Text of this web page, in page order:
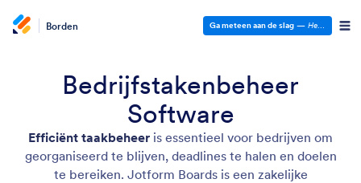
Borden Ga meteen aan de slag — Het is gratis!
Bedrijfstakenbeheer
Software
Efficiënt taakbeheer is essentieel voor bedrijven om
georganiseerd te blijven, deadlines te halen en doelen
te bereiken. Jotform Boards is een zakelijke